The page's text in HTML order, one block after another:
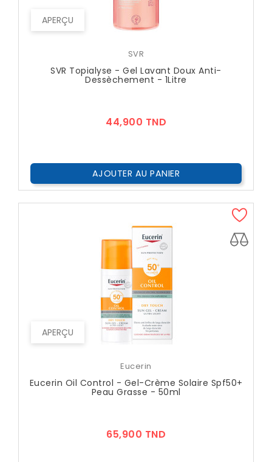
APERÇU
SVR
SVR Topialyse - Gel Lavant Doux Anti-
Dessèchement - 1Litre
44,900 TND
AJOUTER AU PANIER
APERÇU
Eucerin
Eucerin Oil Control - Gel-Crème Solaire Spf50+
Peau Grasse - 50ml
65,900 TND